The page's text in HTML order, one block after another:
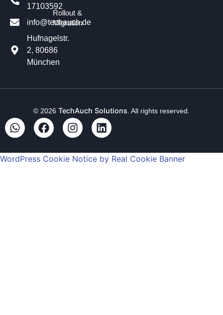
17103592
info@techauch.de
Hufnagelstr.
2, 80686
München
Rollout &
Migration
© 2026 TechAuch Solutions . All rights reserved.
WordPress Cookie Notice by Real Cookie Banner